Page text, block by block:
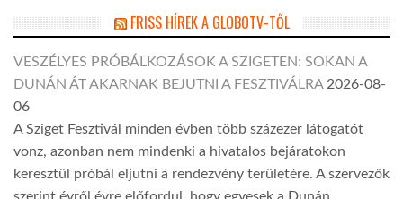
FRISS HÍREK A GLOBOTV-TŐL
VESZÉLYES PRÓBÁLKOZÁSOK A SZIGETEN: SOKAN A
DUNÁN ÁT AKARNAK BEJUTNI A FESZTIVÁLRA 2026-08-
06
A Sziget Fesztivál minden évben több százezer látogatót
vonz, azonban nem mindenki a hivatalos bejáratokon
keresztül próbál eljutni a rendezvény területére. A szervezők
szerint évről évre előfordul, hogy egyesek a Dunán